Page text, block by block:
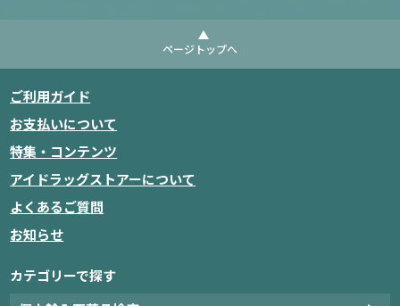
ページトップへ
ご利用ガイド
お支払いについて
特集・コンテンツ
アイドラッグストアーについて
よくあるご質問
お知らせ
カテゴリーで探す